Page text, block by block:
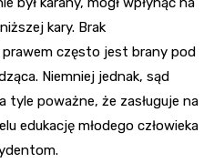
kary. Brak
często jest brany pod
Niemniej jednak, sąd
tyle poważne, że zasługuje na
edukację młodego człowieka